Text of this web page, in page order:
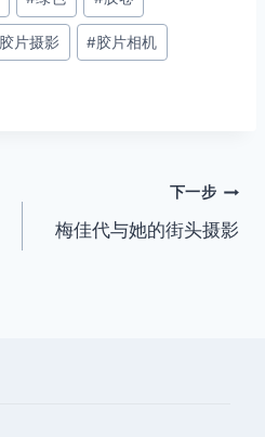
胶片摄影 #胶片相机
下一步
梅佳代与她的街头摄影